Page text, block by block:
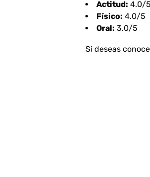
Actitud: 4.0/5
Físico: 4.0/5
Oral: 3.0/5
Si deseas